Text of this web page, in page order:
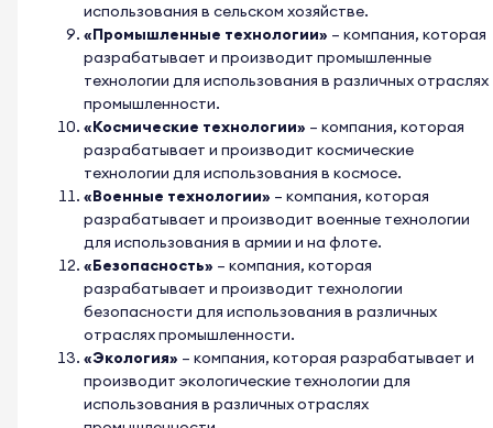
использования в сельском хозяйстве.
«Промышленные технологии» – компания, которая
разрабатывает и производит промышленные
технологии для использования в различных отраслях
промышленности.
«Космические технологии» – компания, которая
разрабатывает и производит космические
технологии для использования в космосе.
«Военные технологии» – компания, которая
разрабатывает и производит военные технологии
для использования в армии и на флоте.
«Безопасность» – компания, которая
разрабатывает и производит технологии
безопасности для использования в различных
отраслях промышленности.
«Экология» – компания, которая разрабатывает и
производит экологические технологии для
использования в различных отраслях